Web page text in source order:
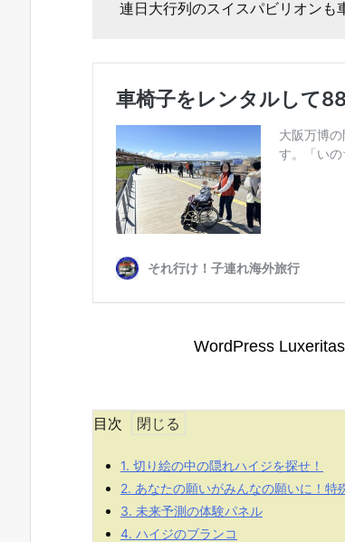
連日大行列のスイスパビリオンも
目次
1. 切り絵の中の隠れハイジを探せ！
2. あなたの願いがみんなの願いに！特
3. 未来予測の体験パネル
4. ハイジのブランコ